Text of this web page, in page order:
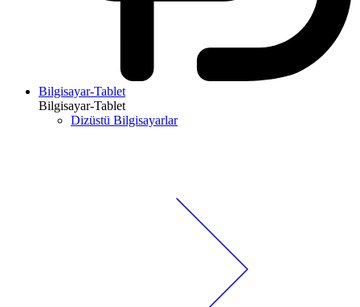
Bilgisayar-Tablet
Bilgisayar-Tablet
Dizüstü Bilgisayarlar